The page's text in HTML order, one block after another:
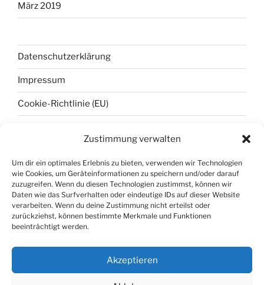
Zustimmung verwalten
Um dir ein optimales Erlebnis zu bieten, verwenden wir Technologien
wie Cookies, um Geräteinformationen zu speichern und/oder darauf
zuzugreifen. Wenn du diesen Technologien zustimmst, können wir
Daten wie das Surfverhalten oder eindeutige IDs auf dieser Website
verarbeiten. Wenn du deine Zustimmung nicht erteilst oder
zurückziehst, können bestimmte Merkmale und Funktionen
beeinträchtigt werden.
Akzeptieren
März 2019
Datenschutzerklärung
Impressum
Cookie-Richtlinie (EU)
Anmelden
Eintrags-Feed
Kommentar-Feed
WordPress.org